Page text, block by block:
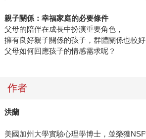
親子關係：幸福家庭的必要條件
父母的陪伴在成長中扮演重要角色，
擁有良好親子關係的孩子，群體關係也較好
父母如何回應孩子的情感需求呢？
作者
洪蘭
美國加州大學實驗心理學博士，並榮獲